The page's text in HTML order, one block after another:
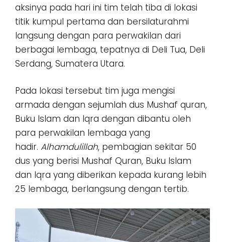
aksinya pada hari ini tim telah tiba di lokasi
titik kumpul pertama dan bersilaturahmi
langsung dengan para perwakilan dari
berbagai lembaga, tepatnya di Deli Tua, Deli
Serdang, Sumatera Utara.
Pada lokasi tersebut tim juga mengisi
armada dengan sejumlah dus Mushaf quran,
Buku Islam dan Iqra dengan dibantu oleh
para perwakilan lembaga yang
hadir. Alhamdulillah, pembagian sekitar 50
dus yang berisi Mushaf Quran, Buku Islam
dan Iqra yang diberikan kepada kurang lebih
25 lembaga, berlangsung dengan tertib.